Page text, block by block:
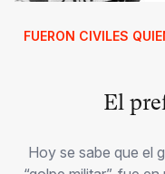
FUERON CIVILES
El
Hoy se sabe que el